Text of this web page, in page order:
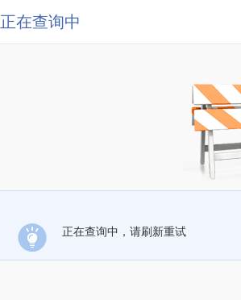
正在查询中
正在查询中，请刷新重试